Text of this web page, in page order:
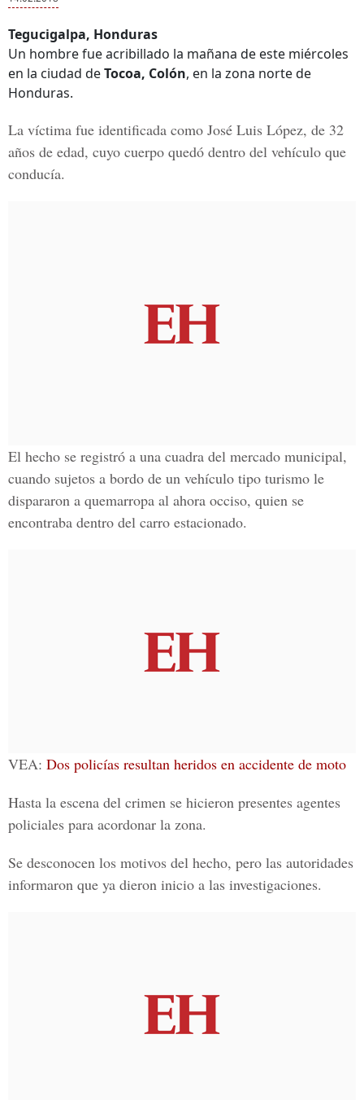
Tegucigalpa, Honduras
Un hombre fue acribillado la mañana de este miércoles
en la ciudad deTocoa, Colón, en la zona norte de
Honduras.
La víctima fue identificada como José Luis López, de 32
años de edad, cuyo cuerpo quedó dentro del vehículo que
conducía.
El hecho se registró a una cuadra del mercado municipal,
cuando sujetos a bordo de un vehículo tipo turismo le
dispararon a quemarropa al ahora occiso, quien se
encontraba dentro del carro estacionado.
VEA: Dos policías resultan heridos en accidente de moto
Hasta la escena del crimen se hicieron presentes agentes
policiales para acordonar la zona.
Se desconocen los motivos del hecho, pero las autoridades
informaron que ya dieron inicio a las investigaciones.